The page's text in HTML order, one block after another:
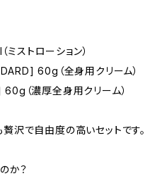
ストローション）
60g（全身用クリーム）
（濃厚全身用クリーム）
沢で自由度の高いセットです。
か？